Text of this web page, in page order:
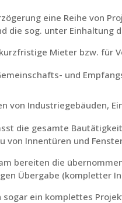
eine Reihe von
die sog. unter
Mieter bzw. für
und
von Industriegebäuden,
die gesamte
von Innentüren und
bereiten die
Übergabe (kompletter
sogar ein komplettes